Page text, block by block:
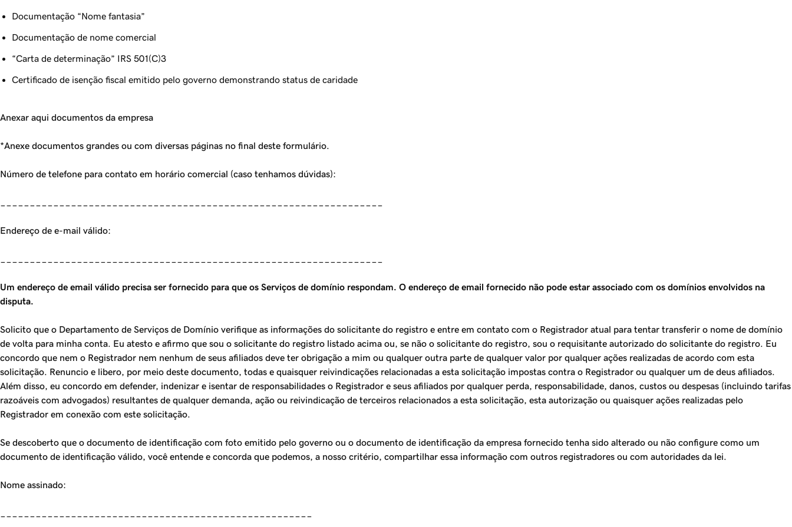
Documentação “Nome fantasia”
Documentação de nome comercial
“Carta de determinação” IRS 501(C)3
Certificado de isenção fiscal emitido pelo governo demonstrando status de caridade
Anexar aqui documentos da empresa
*Anexe documentos grandes ou com diversas páginas no final deste formulário.
Número de telefone para contato em horário comercial (caso tenhamos dúvidas):
Endereço de e-mail válido:
Um endereço de email válido precisa ser fornecido para que os Serviços de domínio respondam. O endereço de email fornecido não pode estar associado com os domínios envolvidos na
disputa.
Solicito que o Departamento de Serviços de Domínio verifique as informações do solicitante do registro e entre em contato com o Registrador atual para tentar transferir o nome de domínio
de volta para minha conta. Eu atesto e afirmo que sou o solicitante do registro listado acima ou, se não o solicitante do registro, sou o requisitante autorizado do solicitante do registro. Eu
concordo que nem o Registrador nem nenhum de seus afiliados deve ter obrigação a mim ou qualquer outra parte de qualquer valor por qualquer ações realizadas de acordo com esta
solicitação. Renuncio e libero, por meio deste documento, todas e quaisquer reivindicações relacionadas a esta solicitação impostas contra o Registrador ou qualquer um de deus afiliados.
Além disso, eu concordo em defender, indenizar e isentar de responsabilidades o Registrador e seus afiliados por qualquer perda, responsabilidade, danos, custos ou despesas (incluindo tarifas
razoáveis com advogados) resultantes de qualquer demanda, ação ou reivindicação de terceiros relacionados a esta solicitação, esta autorização ou quaisquer ações realizadas pelo
Registrador em conexão com este solicitação.
Se descoberto que o documento de identificação com foto emitido pelo governo ou o documento de identificação da empresa fornecido tenha sido alterado ou não configure como um
documento de identificação válido, você entende e concorda que podemos, a nosso critério, compartilhar essa informação com outros registradores ou com autoridades da lei.
Nome assinado: